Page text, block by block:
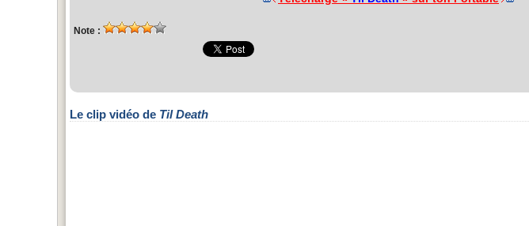
Note :
Le clip vidéo de Til Death